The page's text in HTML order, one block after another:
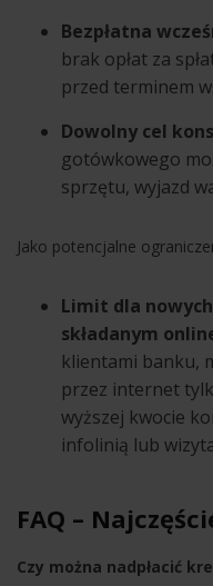
Bezpłatna
brak opłat za
przed terminem
Dowolny cel
gotówkowego
sprzętu, wyjazd
Jako potencjalne
Limit dla
składanym
klientami banku,
przez internet
wyższej kwocie
infolinią lub
FAQ –
Czy można nadpłacić